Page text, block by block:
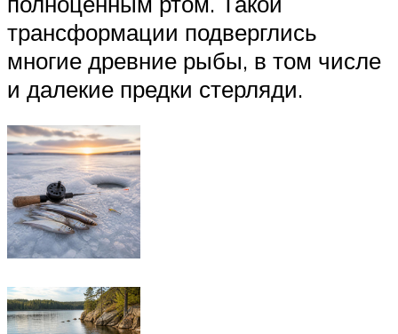
трансформации подверглись
многие древние рыбы, в том числе
и далекие предки стерляди.